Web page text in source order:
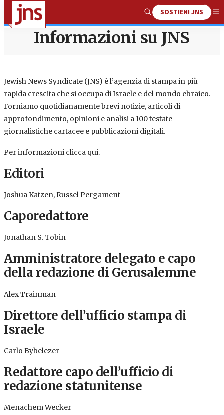
Show
Search
SOSTIENI JNS
Informazioni su JNS
Jewish News Syndicate (JNS) è l’agenzia di stampa in più
rapida crescita che si occupa di Israele e del mondo ebraico.
Forniamo quotidianamente brevi notizie, articoli di
approfondimento, opinioni e analisi a 100 testate
giornalistiche cartacee e pubblicazioni digitali.
Per informazioni clicca qui.
Editori
Joshua Katzen, Russel Pergament
Caporedattore
Jonathan S. Tobin
Amministratore delegato e capo
della redazione di Gerusalemme
Alex Trainman
Direttore dell’ufficio stampa di
Israele
Carlo Bybelezer
Redattore capo dell’ufficio di
redazione statunitense
Menachem Wecker